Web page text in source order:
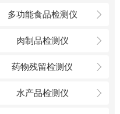
多功能食品检测仪
肉制品检测仪
药物残留检测仪
水产品检测仪